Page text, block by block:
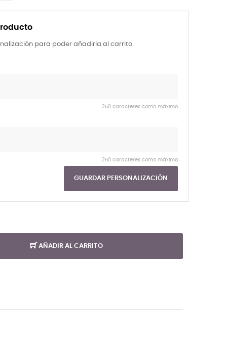
para poder añadirla al carrito
250 caracteres como máximo
250 caracteres como máximo
GUARDAR PERSONALIZACIÓN
AÑADIR AL CARRITO